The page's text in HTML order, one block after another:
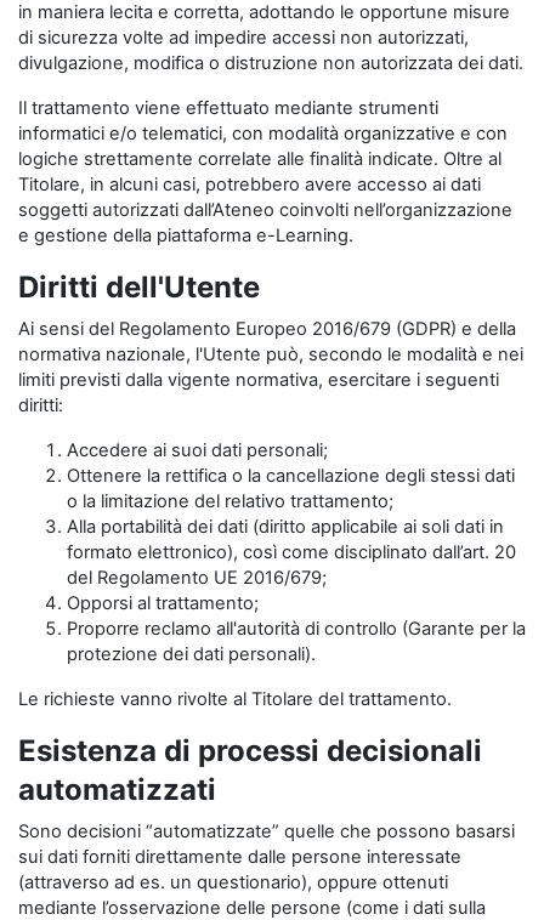
in maniera lecita e corretta, adottando le opportune misure
di sicurezza volte ad impedire accessi non autorizzati,
divulgazione, modifica o distruzione non autorizzata dei dati.
Il trattamento viene effettuato mediante strumenti
informatici e/o telematici, con modalità organizzative e con
logiche strettamente correlate alle finalità indicate. Oltre al
Titolare, in alcuni casi, potrebbero avere accesso ai dati
soggetti autorizzati dall’Ateneo coinvolti nell’organizzazione
e gestione della piattaforma e-Learning.
Diritti dell'Utente
Ai sensi del Regolamento Europeo 2016/679 (GDPR) e della
normativa nazionale, l'Utente può, secondo le modalità e nei
limiti previsti dalla vigente normativa, esercitare i seguenti
diritti:
Accedere ai suoi dati personali;
Ottenere la rettifica o la cancellazione degli stessi dati
o la limitazione del relativo trattamento;
Alla portabilità dei dati (diritto applicabile ai soli dati in
formato elettronico), così come disciplinato dall’art. 20
del Regolamento UE 2016/679;
Opporsi al trattamento;
Proporre reclamo all'autorità di controllo (Garante per la
protezione dei dati personali).
Le richieste vanno rivolte al Titolare del trattamento.
Esistenza di processi decisionali
automatizzati
Sono decisioni “automatizzate” quelle che possono basarsi
sui dati forniti direttamente dalle persone interessate
(attraverso ad es. un questionario), oppure ottenuti
mediante l’osservazione delle persone (come i dati sulla